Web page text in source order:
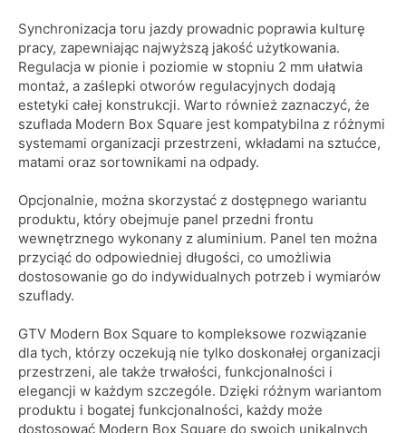
Synchronizacja toru jazdy prowadnic poprawia kulturę
pracy, zapewniając najwyższą jakość użytkowania.
Regulacja w pionie i poziomie w stopniu 2 mm ułatwia
montaż, a zaślepki otworów regulacyjnych dodają
estetyki całej konstrukcji. Warto również zaznaczyć, że
szuflada Modern Box Square jest kompatybilna z różnymi
systemami organizacji przestrzeni, wkładami na sztućce,
matami oraz sortownikami na odpady.
Opcjonalnie, można skorzystać z dostępnego wariantu
produktu, który obejmuje panel przedni frontu
wewnętrznego wykonany z aluminium. Panel ten można
przyciąć do odpowiedniej długości, co umożliwia
dostosowanie go do indywidualnych potrzeb i wymiarów
szuflady.
GTV Modern Box Square to kompleksowe rozwiązanie
dla tych, którzy oczekują nie tylko doskonałej organizacji
przestrzeni, ale także trwałości, funkcjonalności i
elegancji w każdym szczególe. Dzięki różnym wariantom
produktu i bogatej funkcjonalności, każdy może
dostosować Modern Box Square do swoich unikalnych